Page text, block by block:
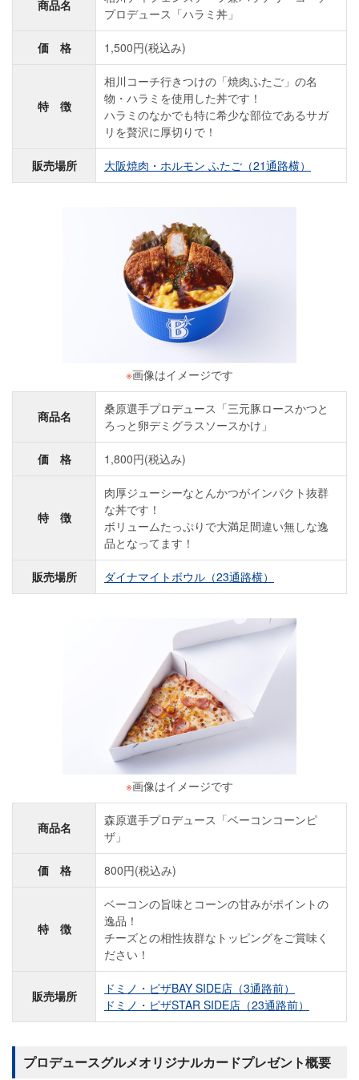
商品名
プロデュース「ハラミ丼」
価 格 1,500円(税込み)
特 徴
相川コーチ行きつけの「焼肉ふたご」の名
物・ハラミを使用した丼です！
ハラミのなかでも特に希少な部位であるサガ
リを贅沢に厚切りで！
販売場所 大阪焼肉・ホルモン ふたご（21通路横）
※画像はイメージです
商品名
桑原選手プロデュース「三元豚ロースかつと
ろっと卵デミグラスソースかけ」
価 格 1,800円(税込み)
特 徴
肉厚ジューシーなとんかつがインパクト抜群
な丼です！
ボリュームたっぷりで大満足間違い無しな逸
品となってます！
販売場所 ダイナマイトボウル（23通路横）
※画像はイメージです
商品名
森原選手プロデュース「ベーコンコーンピ
ザ」
価 格 800円(税込み)
特 徴
ベーコンの旨味とコーンの甘みがポイントの
逸品！
チーズとの相性抜群なトッピングをご賞味く
ださい！
販売場所
ドミノ・ピザBAY SIDE店（3通路前）
ドミノ・ピザSTAR SIDE店（23通路前）
プロデュースグルメオリジナルカードプレゼント概要